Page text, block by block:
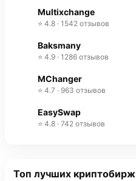
Multixchange
⭐ 4.8 · 1542 отзывов
Baksmany
⭐ 4.9 · 1286 отзывов
MChanger
⭐ 4.7 · 963 отзывов
EasySwap
⭐ 4.8 · 742 отзывов
Топ лучших криптобирж